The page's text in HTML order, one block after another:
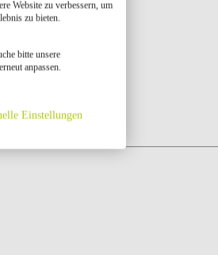
}}
Website zu verbessern, um
zu bieten.
bitte unsere
anpassen.
Einstellungen